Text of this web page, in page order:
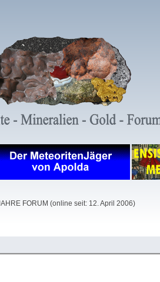
FORUM (online seit: 12. April 2006)